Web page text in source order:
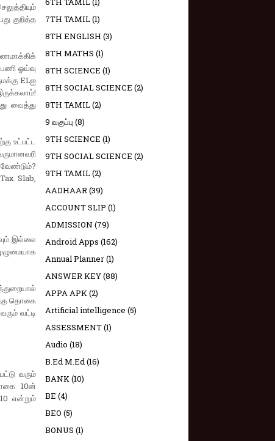
குறித்த
ஓய்வு
ELஐ
வைத்து
உட்பட்ட
Slab,
இல்லை
தொகை
வட்டி
வரும்
10ன்
என்றும்
7TH TAMIL(1)
8TH ENGLISH (3)
8TH MATHS (1)
8TH SCIENCE (1)
8TH SOCIAL SCIENCE (2)
8TH TAMIL(2)
9 வகுப்பு (8)
9TH SCIENCE (1)
9TH SOCIAL SCIENCE (2)
9TH TAMIL(2)
AADHAAR(39)
ACCOUNT SLIP (1)
ADMISSION (79)
Android Apps (162)
Annual Planner(1)
ANSWER KEY(88)
APPA APK(2)
Artificial intelligence (5)
ASSESSMENT(1)
Audio (18)
B.Ed M.Ed(16)
BANK(10)
BE (4)
BEO (5)
BONUS (1)